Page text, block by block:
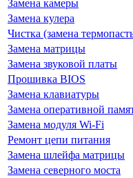
Замена камеры
Замена кулера
Чистка (замена
Замена матрицы
Замена звуковой платы
Прошивка BIOS
Замена клавиатуры
Замена оперативной
Замена модуля Wi-Fi
Ремонт цепи питания
Замена шлейфа матрицы
Замена северного моста